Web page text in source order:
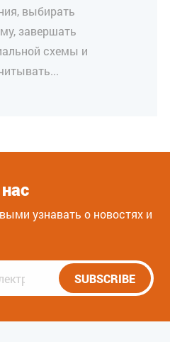
выбирать
завершать
схемы и
узнавать о новостях и
SUBSCRIBE